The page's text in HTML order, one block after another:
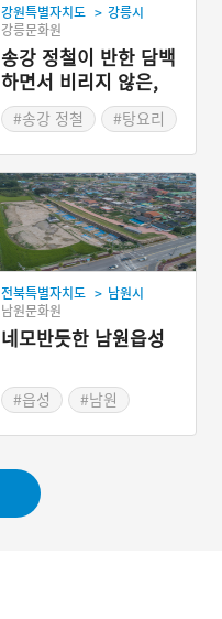
강원특별자치도 > 강릉시
강릉문화원
송강 정철이 반한 담백
하면서 비리지 않은,
꾹저구탕
#송강 정철
#탕요리
#강릉 로컬푸드
#강릉 가볼만한곳
전북특별자치도 > 남원시
남원문화원
네모반듯한 남원읍성
#읍성 #남원